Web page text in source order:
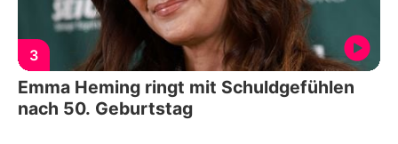
3
Emma Heming ringt mit Schuldgefühlen
nach 50. Geburtstag